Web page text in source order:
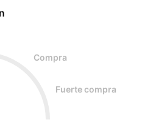
Compra
Fuerte compra